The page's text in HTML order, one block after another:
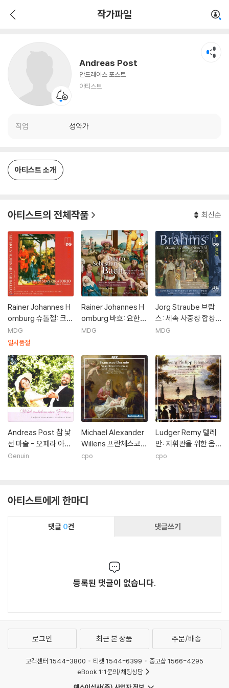
작가파일
Andreas Post
안드레아스 포스트
아티스트
직업 성악가
아티스트 소개
아티스트의 전체작품 최신순
Rainer Johannes H
omburg 슈톨첼: 크리
스마스 오라토리오 (S
tolzel: Christmas O
MDG
일시품절
Rainer Johannes H
omburg 바흐: 요한
수난곡 (J.S. Bach: Jo
네스 홈부르크, 헨델
컴퍼니, 슈투트가르트
성가 합창단
MDG
Jorg Straube 브람
스: 세속 사중창 합창 -
사랑의 노래 왈츠 외
Piano Vol.2 - Liebe
slieder-Walzer Op.
52, Gesange Op.4
2 & 104)
MDG
Andreas Post 참 낯
선 마술 - 오페라 아리
아집 (Welch Unbek
Genuin
Michael Alexander
Willens 프란체스코
두란테: 나폴리의 크리
cpo
Ludger Remy 텔레
만: 지휘관을 위한 음
악 1724년 (Telema
cpo
아티스트에게 한마디
댓글 0건 댓글쓰기
등록된 댓글이 없습니다.
로그인 최근 본 상품 주문/배송
고객센터 1544-3800 티켓 1544-6399
중고샵 1566-4295
eBook 1:1문의/채팅상담